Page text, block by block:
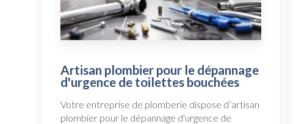
Artisan plombier pour le dépannage
d'urgence de toilettes bouchées
Votre entreprise de plomberie dispose d’artisan
plombier pour le dépannage d'urgence de